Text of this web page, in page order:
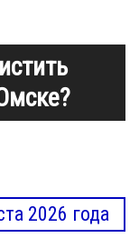
2026 года